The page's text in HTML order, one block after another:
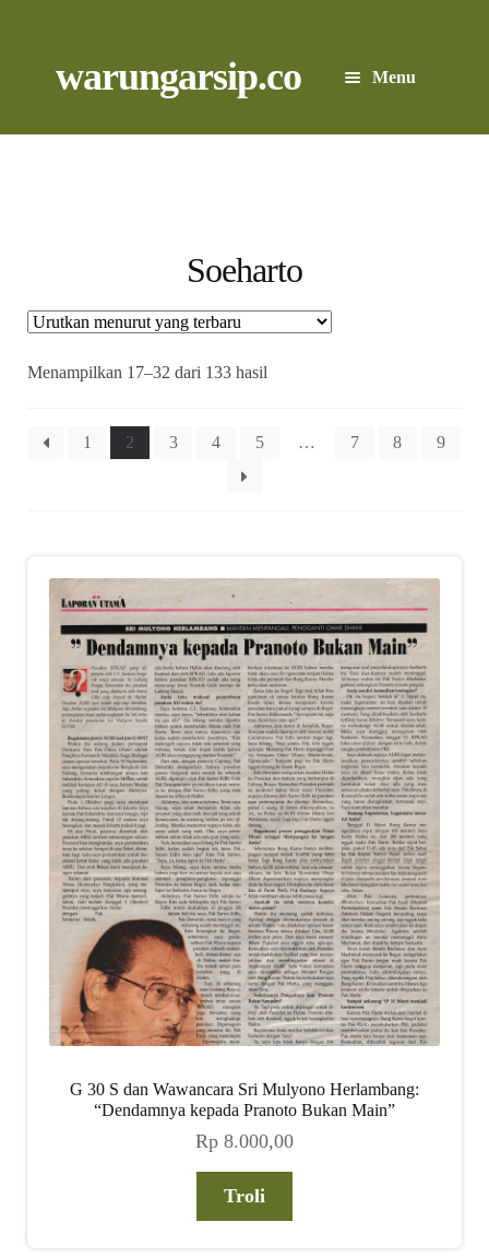
to
to
warungarsip.co Menu
Beranda
Foto
Suara
Suvenir
Rekening
Reseller
Soeharto
Menampilkan 17–32 dari 133 hasil
1 2 3 4 5 … 7 8 9
G 30 S dan Wawancara Sri Mulyono Herlambang:
“Dendamnya kepada Pranoto Bukan Main”
Rp 8.000,00
Troli